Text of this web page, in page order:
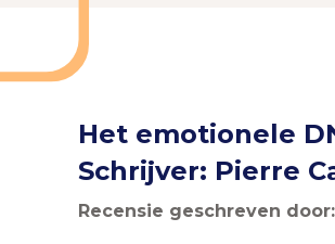
Het emotionele
Schrijver: Pierre
Recensie geschreven